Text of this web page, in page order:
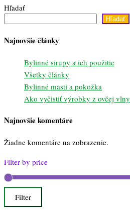
Hľadať
Hľadať
Najnovšie články
Bylinné sirupy a ich použitie
Všetky články
Bylinné masti a pokožka
Ako vyčistiť výrobky z ovčej vlny
Najnovšie komentáre
Žiadne komentáre na zobrazenie.
Filter by price
Filter